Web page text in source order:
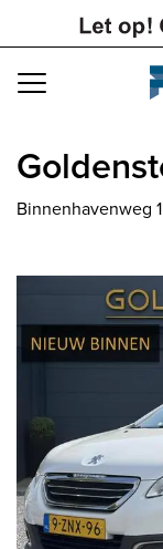
Navigation
Binnenhavenweg